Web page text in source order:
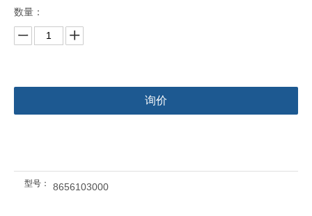
数量：
询价
型号： 8656103000